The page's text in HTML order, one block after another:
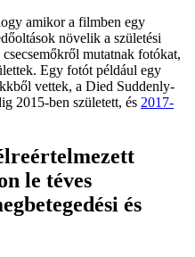
amikor a filmben egy
növelik a születési
mutatnak fotókat,
Egy fotót például egy
vettek, a Died Suddenly-
2015-ben született, és 2017-
le téves
és